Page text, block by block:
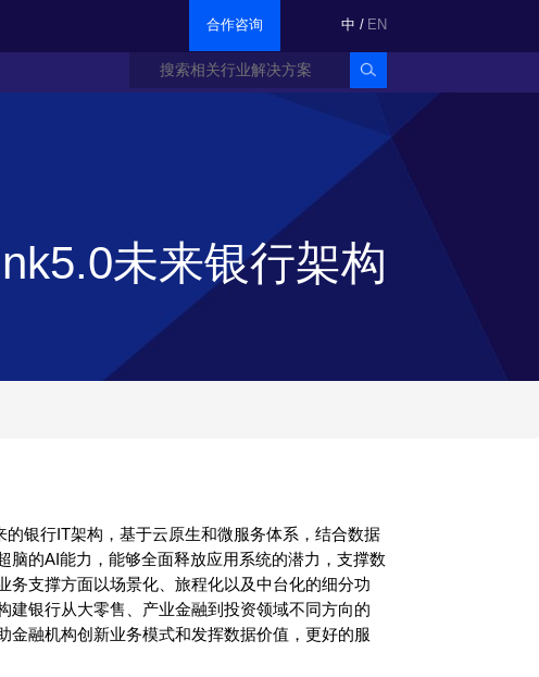
合作咨询 中 / EN
未来银行架构
的银行IT架构，基于云原生和微服务体系，结合数据
脑的AI能力，能够全面释放应用系统的潜力，支撑数
务支撑方面以场景化、旅程化以及中台化的细分功
建银行从大零售、产业金融到投资领域不同方向的
金融机构创新业务模式和发挥数据价值，更好的服